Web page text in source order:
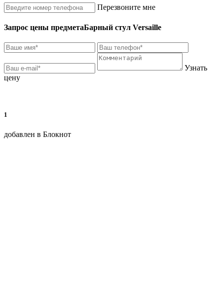
Перезвоните мне
Запрос цены предметаБарный стул Versaille
Узнать
цену
1
добавлен в Блокнот